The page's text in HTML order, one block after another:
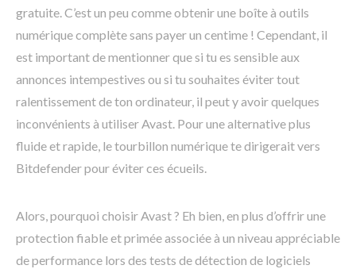
gratuite. C’est un peu comme obtenir une boîte à outils
numérique complète sans payer un centime ! Cependant, il
est important de mentionner que si tu es sensible aux
annonces intempestives ou si tu souhaites éviter tout
ralentissement de ton ordinateur, il peut y avoir quelques
inconvénients à utiliser Avast. Pour une alternative plus
fluide et rapide, le tourbillon numérique te dirigerait vers
Bitdefender pour éviter ces écueils.
Alors, pourquoi choisir Avast ? Eh bien, en plus d’offrir une
protection fiable et primée associée à un niveau appréciable
de performance lors des tests de détection de logiciels